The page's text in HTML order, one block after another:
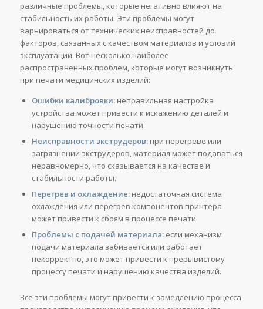
различные проблемы, которые негативно влияют на
стабильность их работы. Эти проблемы могут
варьироваться от технических неисправностей до
факторов, связанных с качеством материалов и условий
эксплуатации. Вот несколько наиболее
распространенных проблем, которые могут возникнуть
при печати медицинских изделий:
Ошибки калибровки:неправильная настройка
устройства может привести к искажению деталей и
нарушению точности печати.
Неисправности экструдеров:при перегреве или
загрязнении экструдеров, материал может подаваться
неравномерно, что сказывается на качестве и
стабильности работы.
Перегрев и охлаждение:недостаточная система
охлаждения или перегрев компонентов принтера
может привести к сбоям в процессе печати.
Проблемы с подачей материала:если механизм
подачи материала забивается или работает
некорректно, это может привести к прерывистому
процессу печати и нарушению качества изделий.
Все эти проблемы могут привести к замедлению процесса